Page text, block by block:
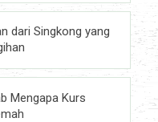
dari Singkong yang
Mengapa Kurs